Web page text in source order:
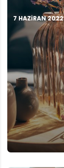
7 HAZIRAN 2022